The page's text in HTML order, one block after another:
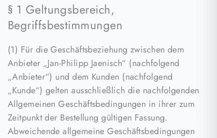
§ 1 Geltungsbereich,
Begriffsbestimmungen
(1) Für die Geschäftsbeziehung zwischen dem
Anbieter „Jan-Philipp Jaenisch“ (nachfolgend
„Anbieter“) und dem Kunden (nachfolgend
„Kunde“) gelten ausschließlich die nachfolgenden
Allgemeinen Geschäftsbedingungen in ihrer zum
Zeitpunkt der Bestellung gültigen Fassung.
Abweichende allgemeine Geschäftsbedingungen